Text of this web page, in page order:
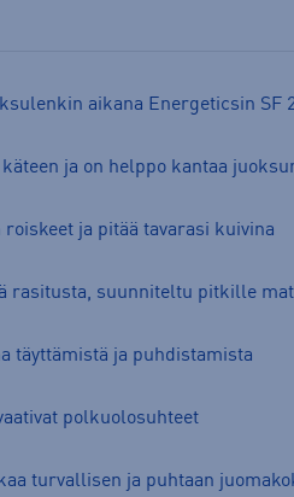
aikana Energeticsin SF
ja on helppo kantaa
ja pitää tavarasi kuivina
rasitusta, suunniteltu pitkille
täyttämistä ja puhdistamista
polkuolosuhteet
turvallisen ja puhtaan